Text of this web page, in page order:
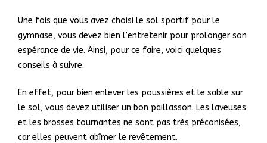
Une fois que vous avez choisi le sol sportif pour le
gymnase, vous devez bien l’entretenir pour prolonger son
espérance de vie. Ainsi, pour ce faire, voici quelques
conseils à suivre.
En effet, pour bien enlever les poussières et le sable sur
le sol, vous devez utiliser un bon paillasson. Les laveuses
et les brosses tournantes ne sont pas très préconisées,
car elles peuvent abîmer le revêtement.